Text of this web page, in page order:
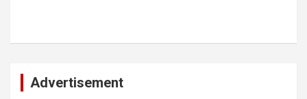
Advertisement